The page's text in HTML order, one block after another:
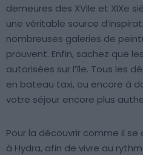
demeures des XVIIe et XIXe
une véritable source
nombreuses galeries de
prouvent. Enfin, sachez que
autorisées sur l’île. Tous les
en bateau taxi, ou encore à
votre séjour encore plus
Pour la découvrir comme il
à Hydra, afin de vivre au